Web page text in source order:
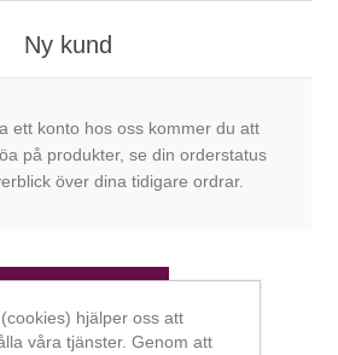
Ny kund
ett konto hos oss kommer du att
på produkter, se din orderstatus
över dina tidigare ordrar.
hjälper oss att
våra tjänster. Genom att